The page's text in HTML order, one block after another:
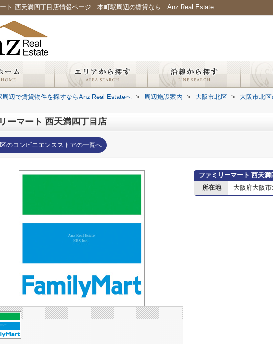
ト 西天満四丁目店情報ページ｜本町駅周辺の賃貸なら｜Anz Real Estate
周辺で賃貸物件を探すならAnz Real Estateへ > 周辺施設案内 > 大阪市北区 > 大阪市北
ーマート 西天満四丁目店
のコンビニエンスストアの一覧へ
ファミリーマート 西天満
所在地
大阪府大阪